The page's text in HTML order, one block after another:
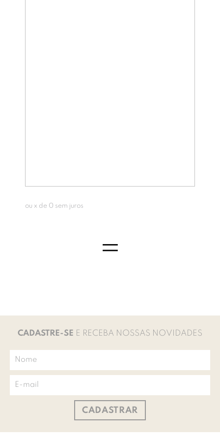
ou x de 0 sem juros
=
CADASTRE-SE E RECEBA NOSSAS NOVIDADES
CADASTRAR